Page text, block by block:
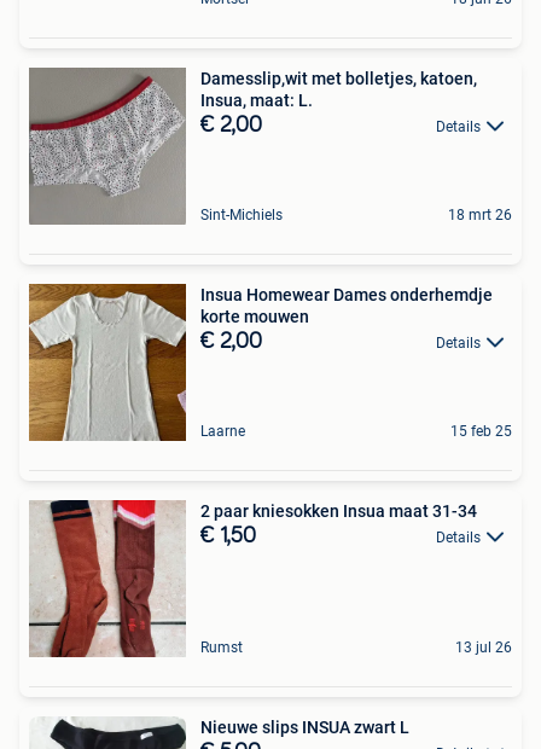
Damesslip,wit met bolletjes, katoen,
Insua, maat: L.
€ 2,00 Details
Sint-Michiels 18 mrt 26
Insua Homewear Dames onderhemdje
korte mouwen
€ 2,00 Details
Laarne 15 feb 25
2 paar kniesokken Insua maat 31-34
€ 1,50 Details
Rumst 13 jul 26
Nieuwe slips INSUA zwart L